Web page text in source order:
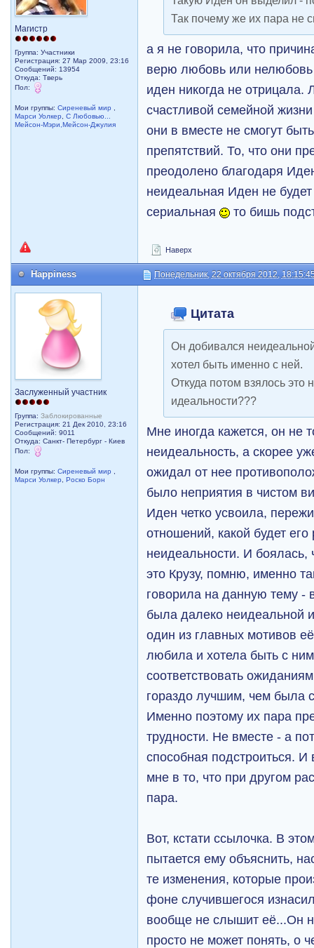
Магистр
Группа: Участники
Регистрация: 27 Мар 2009, 23:16
Сообщений: 13954
Откуда: Тверь
Пол:
Мои группы:Сиреневый мир
Марси Уолкер
,С Любовью...
Мейсон-Мэри,Мейсон-Джулия
Так почему же их пара не
а я не говорила, что
верю любовь или нелюбовь
иден никогда не
счастливой семейной
они в вместе не смогут
препятствий. То, что они
преодолено благодаря
неидеальная Иден не будет
сериальная
то бишь
Наверх
Happiness Понедельник, 22 октября 2012,
Заслуженный участник
Группа:Заблокированные
Регистрация: 21 Дек 2010, 23:16
Сообщений: 9011
Откуда: Санкт- Петербург - Киев
Пол:
Мои группы:Сиреневый мир
Марси Уолкер
,Роско Борн
Цитата
Он добивался
хотел быть именно с ней.
Откуда потом взялось это
идеальности???
Мне иногда кажется, он не
неидеальность, а скорее
ожидал от нее
было неприятия в чистом
Иден четко усвоила,
отношений, какой будет
неидеальности. И боялась,
это Крузу, помню, именно
говорила на данную тему -
была далеко неидеальной
один из главных мотивов
любила и хотела быть с
соответствовать
гораздо лучшим, чем была
Именно поэтому их пара
трудности. Не вместе - а
способная подстроиться. И
мне в то, что при другом
пара.
Вот, кстати ссылочка. В
пытается ему объяснить,
те изменения, которые
фоне случившегося
вообще не слышит её...Он
просто не может понять, о